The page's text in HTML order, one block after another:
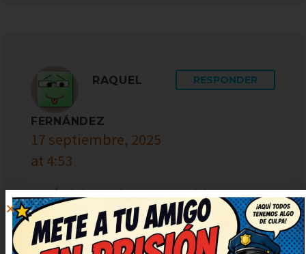
RAQUEL
FERNÁNDEZ
17 septiembre, 2025
at 4:53
RESPONDER
Qué chispa tiene este chiste, me
partí de risa. Necesitaba una risa
así, gracias por publicarlo.